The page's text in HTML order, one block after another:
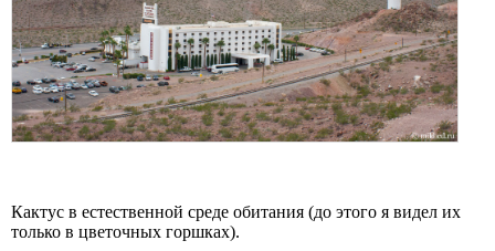
Кактус в естественной среде обитания (до этого я видел их
только в цветочных горшках).